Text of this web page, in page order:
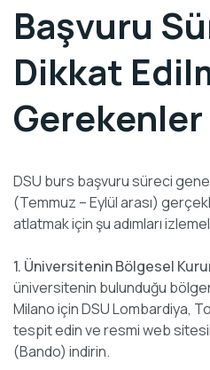
Başvuru
Dikkat
Gerekenler
DSU burs başvuru süreci
(Temmuz – Eylül arası)
atlatmak için şu adımları
1. Üniversitenin Bölgesel
üniversitenin bulunduğu
Milano için DSU Lombardiya,
tespit edin ve resmi web
(Bando) indirin.